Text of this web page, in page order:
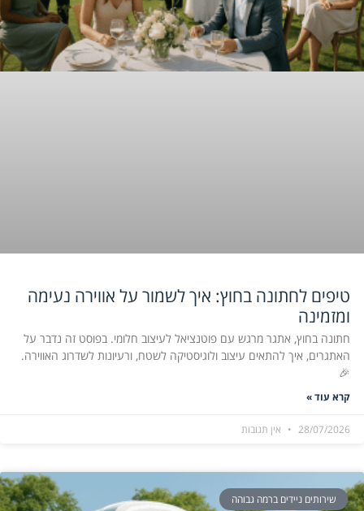
טיפים לחתונה בחוץ: איך לשמור על אווירה נעימה
ומזמינה
חתונה בחוץ, אתגר מרגש עם פוטנציאל לעיצוב חלומי. בפוסט זה נדבר על
האתגרים, איך להתאים עיצוב ולוגיסטיקה לשטח, ורעיונות לשדרוג האווירה.
🎉
קרא עוד »
28/07/2026 אין תגובות
שירותים ניידים ברמה גבוהה